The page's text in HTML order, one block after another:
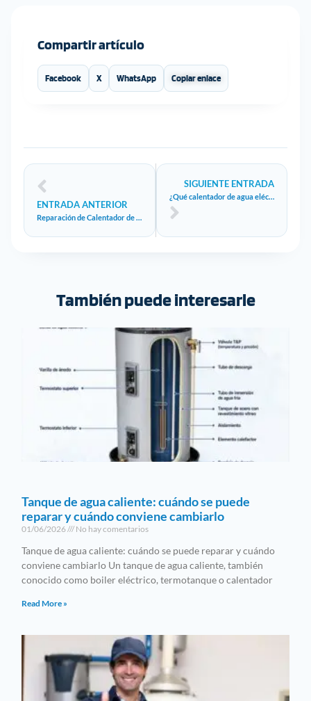
Compartir artículo
Facebook X WhatsApp Copiar enlace
ENTRADA ANTERIOR
Reparación de Calentador de agua eléctrico
SIGUIENTE ENTRADA
¿Qué calentador de agua eléctrico comprar?
También puede interesarle
Tanque de agua caliente: cuándo se puede
reparar y cuándo conviene cambiarlo
01/06/2026 No hay comentarios
Tanque de agua caliente: cuándo se puede reparar y cuándo
conviene cambiarlo Un tanque de agua caliente, también
conocido como boiler eléctrico, termotanque o calentador
Read More »